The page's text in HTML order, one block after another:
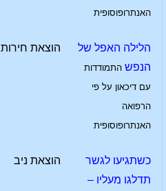
האנתרופוסופית
הלילה האפל של
הנפש התמודדות
עם דיכאון על פי
הרפואה
האנתרופוסופית
הוצאת חירות
כשתגיעו לגשר
תדלגו מעליו –
הוצאת ניב